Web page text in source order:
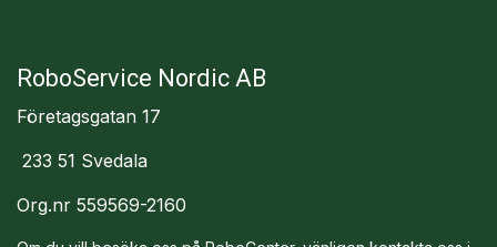
RoboService Nordic AB
Företagsgatan 17
233 51 Svedala
Org.nr 559569-2160